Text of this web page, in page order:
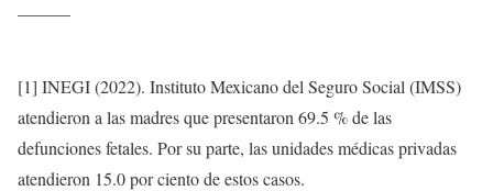
[1] INEGI (2022). Instituto Mexicano del Seguro Social (IMSS)
atendieron a las madres que presentaron 69.5 % de las
defunciones fetales. Por su parte, las unidades médicas privadas
atendieron 15.0 por ciento de estos casos.